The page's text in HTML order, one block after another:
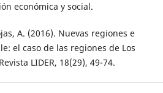
económica y social.
A. (2016). Nuevas regiones e
el caso de las regiones de Los
LIDER, 18(29), 49-74.